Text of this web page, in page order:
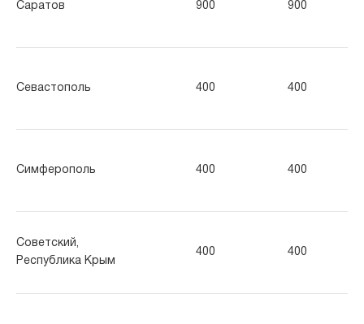
Саратов 900 900
Севастополь 400 400
Симферополь 400 400
Советский,
Республика Крым
400 400